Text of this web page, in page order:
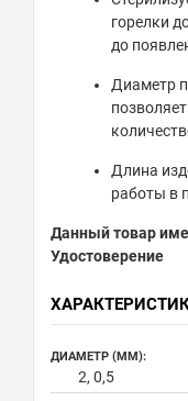
горелки
до
Диаметр
Длина
работы в
Данный товар
Удостоверение
ДИАМЕТР (ММ):
2, 0,5